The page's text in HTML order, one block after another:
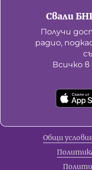
Свали
Получи
радио,
Всичко
Общи